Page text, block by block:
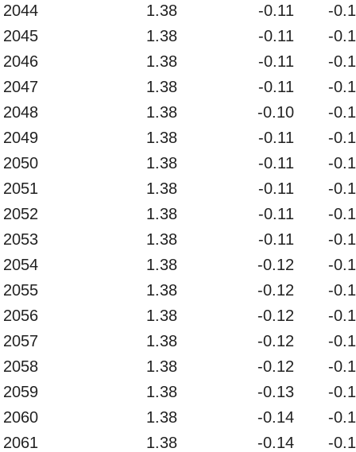
2044
1.38 -0.11
-
2045
1.38 -0.11
-
2046
1.38 -0.11
-
2047
1.38 -0.11
-
2048
1.38 -0.10
-
2049
1.38 -0.11
-
2050
1.38 -0.11
-
2051
1.38 -0.11
-
2052
1.38 -0.11
-
2053
1.38 -0.11
-
2054
1.38 -0.12
-
2055
1.38 -0.12
-
2056
1.38 -0.12
-
2057
1.38 -0.12
-
2058
1.38 -0.12
-
2059
1.38 -0.13
-
2060
1.38 -0.14
-
2061
1.38 -0.14
-